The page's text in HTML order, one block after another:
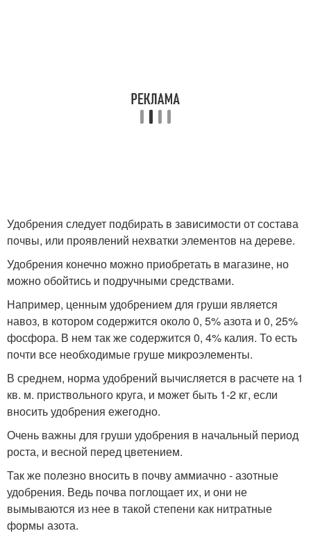
Удобрения следует подбирать в зависимости от состава
почвы, или проявлений нехватки элементов на дереве.
Удобрения конечно можно приобретать в магазине, но
можно обойтись и подручными средствами.
Например, ценным удобрением для груши является
навоз, в котором содержится около 0, 5% азота и 0, 25%
фосфора. В нем так же содержится 0, 4% калия. То есть
почти все необходимые груше микроэлементы.
В среднем, норма удобрений вычисляется в расчете на 1
кв. м. приствольного круга, и может быть 1-2 кг, если
вносить удобрения ежегодно.
Очень важны для груши удобрения в начальный период
роста, и весной перед цветением.
Так же полезно вносить в почву аммиачно - азотные
удобрения. Ведь почва поглощает их, и они не
вымываются из нее в такой степени как нитратные
формы азота.